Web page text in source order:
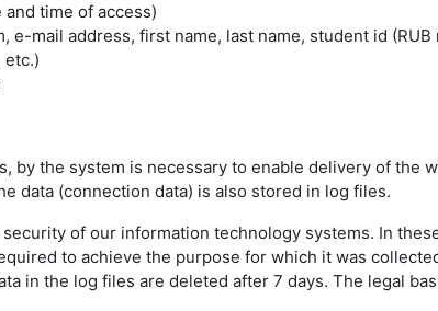
time of access)
e-mail address, first name, last name, student id (RUB
etc.)
by the system is necessary to enable delivery of the
data (connection data) is also stored in log files.
of our information technology systems. In
to achieve the purpose for which it was
in the log files are deleted after 7 days. The legal